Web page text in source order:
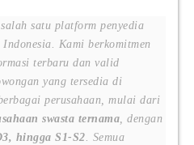
satu platform penyedia
Kami berkomitmen
terbaru dan valid
yang tersedia di
perusahaan, mulai dari
swasta ternama, dengan
hingga S1-S2. Semua